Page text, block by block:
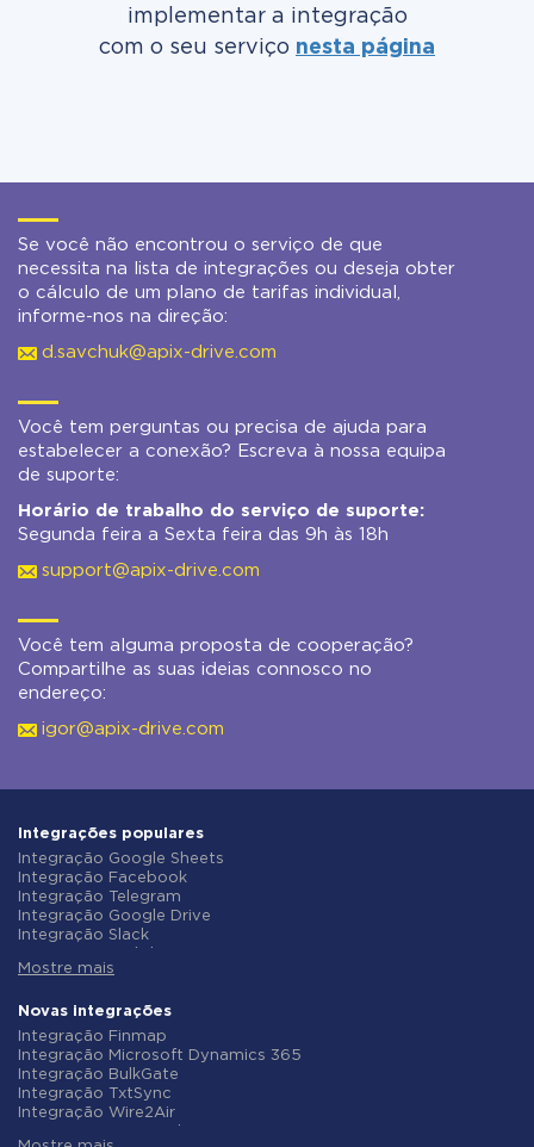
implementar a integração
com o seu serviço nesta página
Se você não encontrou o serviço de que
necessita na lista de integrações ou deseja obter
o cálculo de um plano de tarifas individual,
informe-nos na direção:
d.savchuk@apix-drive.com
Você tem perguntas ou precisa de ajuda para
estabelecer a conexão? Escreva à nossa equipa
de suporte:
Horário de trabalho do serviço de suporte:
Segunda feira a Sexta feira das 9h às 18h
support@apix-drive.com
Você tem alguma proposta de cooperação?
Compartilhe as suas ideias connosco no
endereço:
igor@apix-drive.com
Integrações populares
Integração Google Sheets
Integração Facebook
Integração Telegram
Integração Google Drive
Integração Slack
Integração Gmail
Integração ClickUp
Integração Airtable
Integração Google Contacts
Integração OpenAI (ChatGPT)
Integração Instagram
Integração ActiveCampaign
Integração Typeform
Mostre mais
Novas integrações
Integração Finmap
Integração Microsoft Dynamics 365
Integração BulkGate
Integração TxtSync
Integração Wire2Air